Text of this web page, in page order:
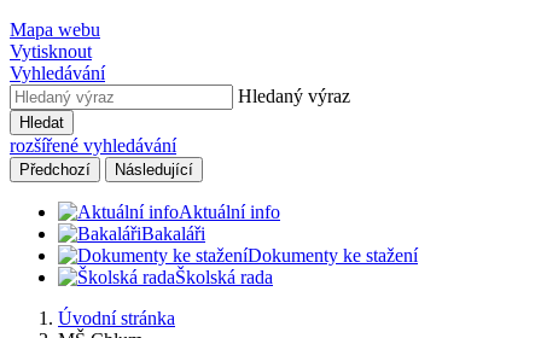
Mapa webu
Vytisknout
Vyhledávání
Hledaný výraz
Hledat
rozšířené vyhledávání
Předchozí Následující
Aktuální info
Bakaláři
Dokumenty ke stažení
Školská rada
Úvodní stránka